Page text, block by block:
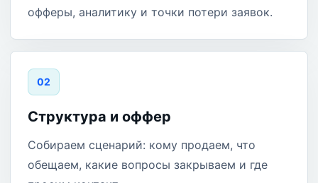
офферы, аналитику и точки потери заявок.
02
Структура и оффер
Собираем сценарий: кому продаем, что
обещаем, какие вопросы закрываем и где